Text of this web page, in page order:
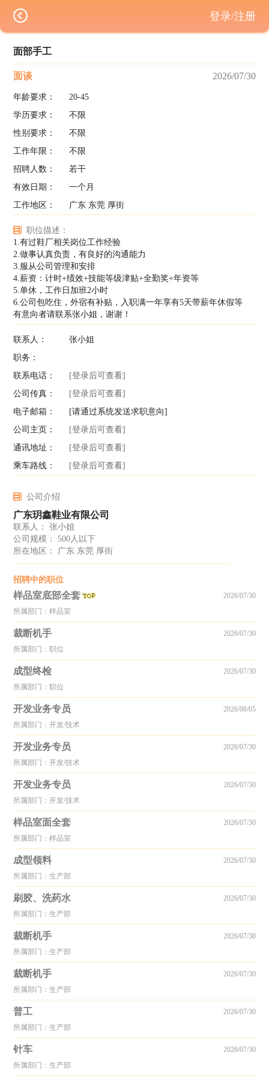
面部手工
面谈 2026/07/30
年龄要求：
20-45
学历要求：
不限
性别要求：
不限
工作年限：
不限
招聘人数：
若干
有效日期：
一个月
工作地区：
广东 东莞 厚街
职位描述：
1.有过鞋厂相关岗位工作经验
2.做事认真负责，有良好的沟通能力
3.服从公司管理和安排
4.薪资：计时+绩效+技能等级津贴+全勤奖+年资等
5.单休，工作日加班2小时
6.公司包吃住，外宿有补贴，入职满一年享有5天带薪年休假等
有意向者请联系张小姐，谢谢！
联系人：
张小姐
职务：
联系电话：
[登录后可查看]
公司传真：
[登录后可查看]
电子邮箱：
[请通过系统发送求职意向]
公司主页：
[登录后可查看]
通讯地址：
[登录后可查看]
乘车路线：
[登录后可查看]
公司介绍
广东玥鑫鞋业有限公司
联系人： 张小姐
公司规模： 500人以下
所在地区： 广东 东莞 厚街
招聘中的职位
样品室底部全套
所属部门：样品室
2026/07/30
裁断机手
所属部门：职位
2026/07/30
成型终检
所属部门：职位
2026/07/30
开发业务专员
所属部门：开发/技术
2026/08/05
开发业务专员
所属部门：开发/技术
2026/07/30
开发业务专员
所属部门：开发/技术
2026/07/30
样品室面全套
所属部门：样品室
2026/07/30
成型领料
所属部门：生产部
2026/07/30
刷胶、洗药水
所属部门：生产部
2026/07/30
裁断机手
所属部门：生产部
2026/07/30
裁断机手
所属部门：生产部
2026/07/30
普工
所属部门：生产部
2026/07/30
针车
所属部门：生产部
2026/07/30
登录/注册